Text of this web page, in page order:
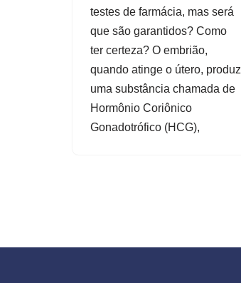
testes de farmácia, mas será
que são garantidos? Como
ter certeza? O embrião,
quando atinge o útero, produz
uma substância chamada de
Hormônio Coriônico
Gonadotrófico (HCG),